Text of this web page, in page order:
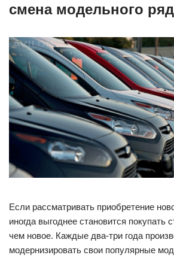
смена модельного
Если рассматривать приобретение
иногда выгоднее становится покупать
чем новое. Каждые два-три года
модернизировать свои популярные